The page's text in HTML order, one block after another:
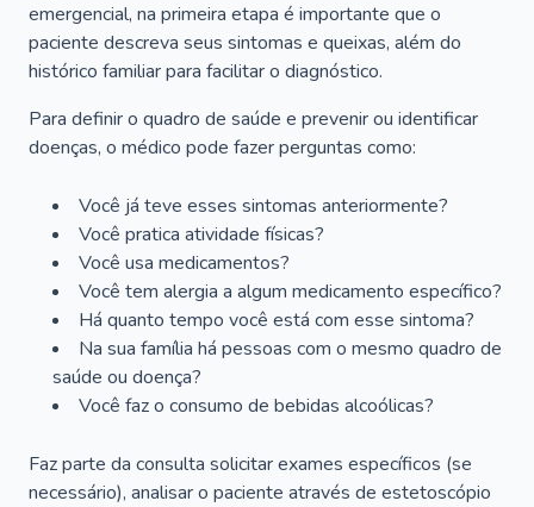
emergencial, na primeira etapa é importante que o
paciente descreva seus sintomas e queixas, além do
histórico familiar para facilitar o diagnóstico.
Para definir o quadro de saúde e prevenir ou identificar
doenças, o médico pode fazer perguntas como:
Você já teve esses sintomas anteriormente?
Você pratica atividade físicas?
Você usa medicamentos?
Você tem alergia a algum medicamento específico?
Há quanto tempo você está com esse sintoma?
Na sua família há pessoas com o mesmo quadro de
saúde ou doença?
Você faz o consumo de bebidas alcoólicas?
Faz parte da consulta solicitar exames específicos (se
necessário), analisar o paciente através de estetoscópio